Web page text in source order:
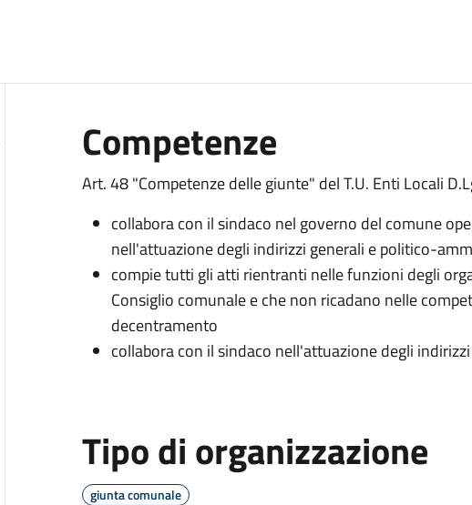
Competenze
Art. 48 "Competenze delle giunte" del T.U. Enti Locali
collabora con il sindaco nel governo del comune
nell'attuazione degli indirizzi generali e politico-
compie tutti gli atti rientranti nelle funzioni degli
Consiglio comunale e che non ricadano nelle
decentramento
collabora con il sindaco nell'attuazione degli
Tipo di organizzazione
giunta comunale